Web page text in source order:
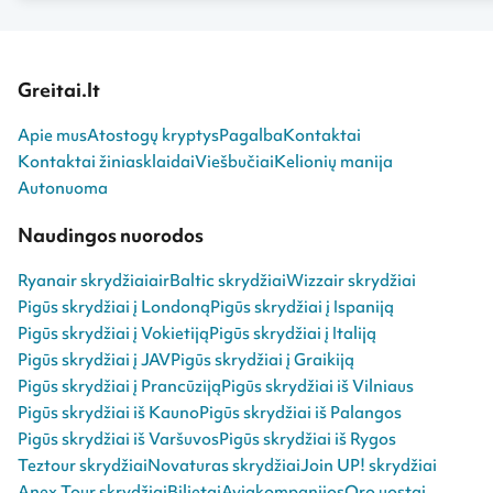
Greitai.lt
Apie musAtostogų kryptysPagalbaKontaktai
Kontaktai žiniasklaidaiViešbučiaiKelionių manija
Autonuoma
Naudingos nuorodos
Ryanair skrydžiaiairBaltic skrydžiaiWizzair skrydžiai
Pigūs skrydžiai į LondonąPigūs skrydžiai į Ispaniją
Pigūs skrydžiai į VokietijąPigūs skrydžiai į Italiją
Pigūs skrydžiai į JAVPigūs skrydžiai į Graikiją
Pigūs skrydžiai į PrancūzijąPigūs skrydžiai iš Vilniaus
Pigūs skrydžiai iš KaunoPigūs skrydžiai iš Palangos
Pigūs skrydžiai iš VaršuvosPigūs skrydžiai iš Rygos
Teztour skrydžiaiNovaturas skrydžiaiJoin UP! skrydžiai